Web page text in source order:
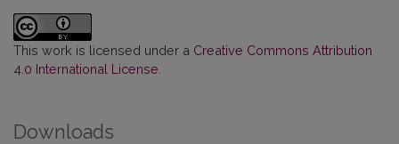
This work is licensed under a Creative Commons Attribution
4.0 International License
Downloads